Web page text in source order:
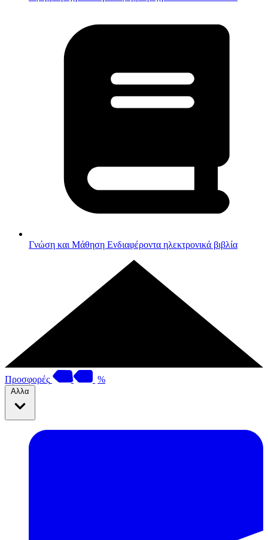
Γνώση και Μάθηση Ενδιαφέροντα ηλεκτρονικά βιβλία
Προσφορές %
Αλλα